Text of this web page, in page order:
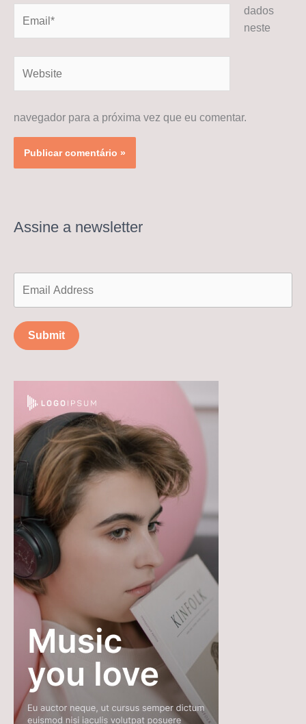
dados
neste
navegador para a próxima vez que eu comentar.
Assine a newsletter
Submit